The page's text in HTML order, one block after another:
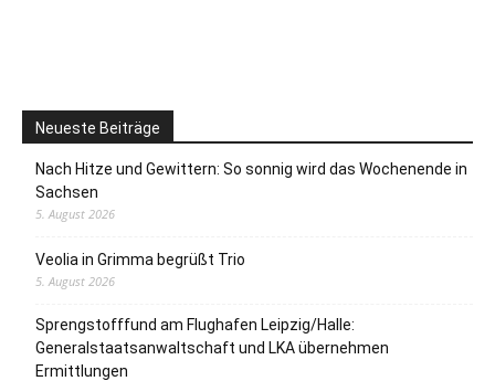
Neueste Beiträge
Nach Hitze und Gewittern: So sonnig wird das Wochenende in
Sachsen
5. August 2026
Veolia in Grimma begrüßt Trio
5. August 2026
Sprengstofffund am Flughafen Leipzig/Halle:
Generalstaatsanwaltschaft und LKA übernehmen
Ermittlungen